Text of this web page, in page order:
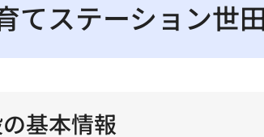
てステーション世
基本情報